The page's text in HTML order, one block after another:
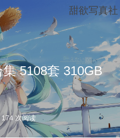
5108套 310GB
174 次阅读
甜欲写真社